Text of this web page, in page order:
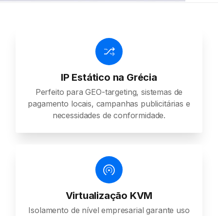
IP Estático na Grécia
Perfeito para GEO-targeting, sistemas de
pagamento locais, campanhas publicitárias e
necessidades de conformidade.
Virtualização KVM
Isolamento de nível empresarial garante uso